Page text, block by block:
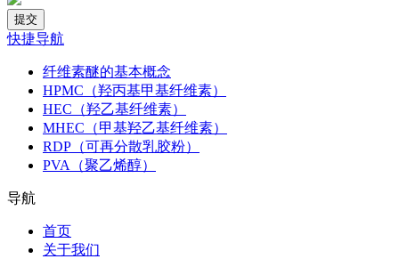
快捷导航
纤维素醚的基本概念
HPMC（羟丙基甲基纤维素）
HEC（羟乙基纤维素）
MHEC（甲基羟乙基纤维素）
RDP（可再分散乳胶粉）
PVA（聚乙烯醇）
导航
首页
关于我们